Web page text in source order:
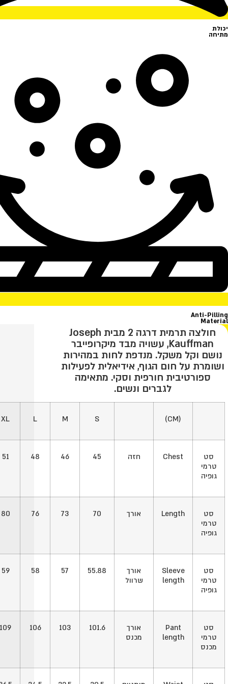
יכולת
מתיחה
Anti-Pilling
Material
חולצה תרמית דרגה 2 מבית Joseph
Kauffman, עשויה מבד מיקרופייבר
נושם וקל משקל. מנדפת לחות במהירות
ושומרת על חום הגוף, אידיאלית לפעילות
ספורטיבית חורפית וסקי. מתאימה
לגברים ונשים.
(CM)
S
M
L
XL
סט
טרמי
גופיה
Chest חזה 45
46
48
51
סט
טרמי
גופיה
Length אורך 70
73
76
80
סט
טרמי
גופיה
Sleeve
length
אורך
שרוול
55.88
57
58
59
סט
טרמי
מכנס
Pant
length
אורך
מכנס
101.6
103
106
109